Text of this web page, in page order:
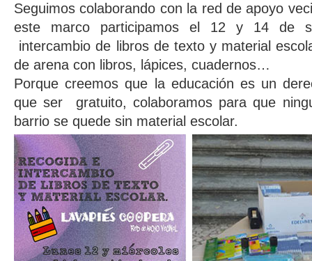
Seguimos colaborando con la red de apoyo
este marco participamos el 12 y 14 de
intercambio de libros de texto y material
de arena con libros, lápices, cuadernos…
Porque creemos que la educación es un
que ser gratuito, colaboramos para que
barrio se quede sin material escolar.